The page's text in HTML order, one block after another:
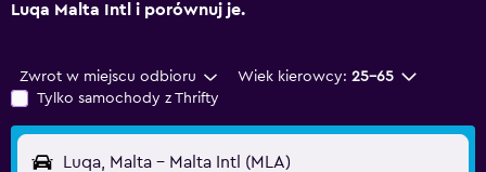
Luqa Malta Intl i porównuj je.
Zwrot w miejscu odbioru Wiek kierowcy: 25-65
Tylko samochody z Thrifty
Luqa, Malta - Malta Intl (MLA)